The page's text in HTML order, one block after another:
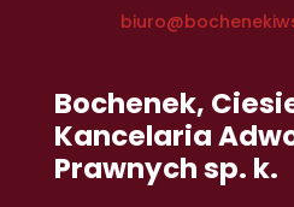
Bochenek,
Kancelaria
Prawnych sp. k.